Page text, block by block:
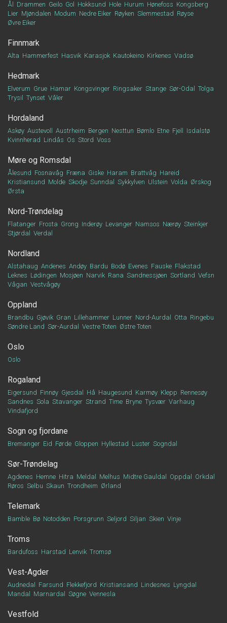
Ål Drammen Geilo Gol Hokksund Hole Hurum Hønefoss Kongsberg
Lier Mjøndalen Modum Nedre Eiker Røyken Slemmestad Røyse
Øvre Eiker
Finnmark
Alta Hammerfest Hasvik Karasjok Kautokeino Kirkenes Vadsø
Hedmark
Elverum Grue Hamar Kongsvinger Ringsaker Stange Sør-Odal
Tolga
Trysil
Tynset Våler
Hordaland
Askøy Austevoll Austrheim Bergen Nesttun Bømlo Etne Fjell
Isdalstø
Kvinnherad Lindås Os Stord Voss
Møre og Romsdal
Ålesund Fosnavåg Fræna Giske Haram Brattvåg Hareid
Kristiansund Molde Skodje Sunndal Sykkylven Ulstein Volda Ørskog
Ørsta
Nord-Trøndelag
Flatanger Frosta Grong Inderøy Levanger Namsos Nærøy Steinkjer
Stjørdal
Verdal
Nordland
Alstahaug Andenes Andøy Bardu Bodø Evenes Fauske Flakstad
Leknes Lødingen Mosjøen Narvik Rana Sandnessjøen Sortland Vefsn
Vågan Vestvågøy
Oppland
Brandbu Gjøvik Gran Lillehammer Lunner Nord-Aurdal Otta Ringebu
Søndre Land Sør-Aurdal Vestre Toten Østre Toten
Oslo
Oslo
Rogaland
Eigersund Finnøy Gjesdal Hå Haugesund Karmøy Klepp Rennesøy
Sandnes Sola Stavanger Strand Time Bryne Tysvær Varhaug
Vindafjord
Sogn og fjordane
Bremanger Eid Førde Gloppen Hyllestad Luster Sogndal
Sør-Trøndelag
Agdenes Hemne Hitra Meldal Melhus Midtre Gauldal Oppdal
Orkdal
Røros Selbu Skaun Trondheim Ørland
Telemark
Bamble Bø Notodden Porsgrunn Seljord Siljan Skien Vinje
Troms
Bardufoss Harstad Lenvik Tromsø
Vest-Agder
Audnedal Farsund Flekkefjord Kristiansand Lindesnes Lyngdal
Mandal
Marnardal Søgne Vennesla
Vestfold